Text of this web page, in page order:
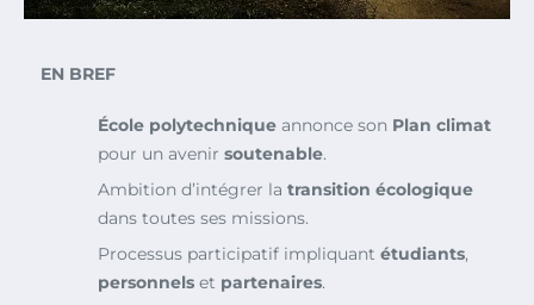
EN BREF
École polytechnique annonce son Plan climat
pour un avenir soutenable.
Ambition d’intégrer la transition écologique
dans toutes ses missions.
Processus participatif impliquant étudiants,
personnels et partenaires.